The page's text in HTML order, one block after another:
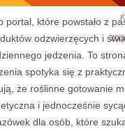
portal, które powstało z
odzwierzęcych i
jedzenia. To
spotyka się z
że roślinne gotowanie
i jednocześnie
dla osób, które